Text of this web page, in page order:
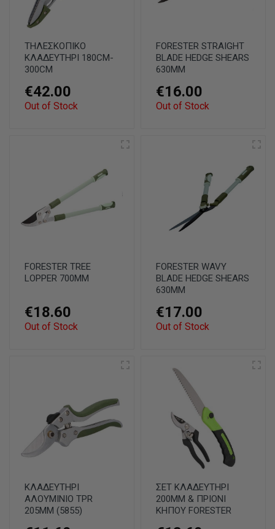
ΤΗΛΕΣΚΟΠΙΚΟ
ΚΛΑΔΕΥΤΗΡΙ 180CM-
300CM
€42.00
Out of Stock
FORESTER STRAIGHT
BLADE HEDGE SHEARS
630MM
€16.00
Out of Stock
FORESTER TREE
LOPPER 700MM
€18.60
Out of Stock
FORESTER WAVY
BLADE HEDGE SHEARS
630MM
€17.00
Out of Stock
ΚΛΑΔΕΥΤΗΡΙ
ΑΛΟΥΜΙΝΙΟ TPR
205MM (5855)
ΣΕΤ ΚΛΑΔΕΥΤΗΡΙ
200ΜΜ & ΠΡΙΟΝΙ
ΚΗΠΟΥ FORESTER